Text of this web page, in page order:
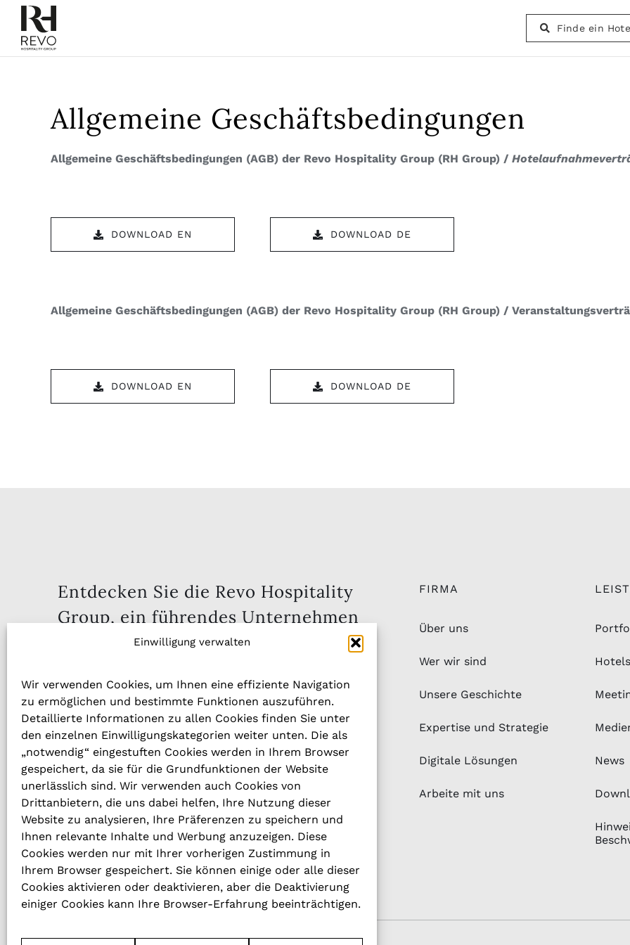
Einwilligung verwalten
Wir verwenden Cookies, um Ihnen eine effiziente Navigation
zu ermöglichen und bestimmte Funktionen auszuführen.
Detaillierte Informationen zu allen Cookies finden Sie unter
den einzelnen Einwilligungskategorien weiter unten. Die als
„notwendig“ eingestuften Cookies werden in Ihrem Browser
gespeichert, da sie für die Grundfunktionen der Website
unerlässlich sind. Wir verwenden auch Cookies von
Drittanbietern, die uns dabei helfen, Ihre Nutzung dieser
Website zu analysieren, Ihre Präferenzen zu speichern und
Ihnen relevante Inhalte und Werbung anzuzeigen. Diese
Cookies werden nur mit Ihrer vorherigen Zustimmung in
Ihrem Browser gespeichert. Sie können einige oder alle dieser
Cookies aktivieren oder deaktivieren, aber die Deaktivierung
einiger Cookies kann Ihre Browser-Erfahrung beeinträchtigen.
Skip
content
Portfolio
Meetings und Events
Finde ein
Allgemeine Geschäftsbedingungen
Allgemeine Geschäftsbedingungen (AGB) der Revo Hospitality Group (RH Group) /
DOWNLOAD EN DOWNLOAD DE
Allgemeine Geschäftsbedingungen (AGB) der Revo Hospitality Group (RH Group) /
DOWNLOAD EN DOWNLOAD DE
Entdecken Sie die Revo Hospitality
Group, ein führendes Unternehmen
im Gastgewerbe, das für Innovation
TELEFONNUMMER
+49 (0)30 / 773 27 80 – 0
E-MAIL
info@revo-h.com
FIRMA
Über uns
Wer wir sind
Unsere Geschichte
Expertise und Strategie
Digitale Lösungen
Arbeite mit uns
Hotels
News